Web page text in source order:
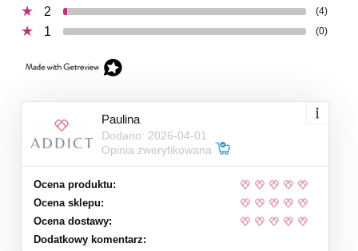
2 (4)
1 (0)
Paulina
Dodano: 2026-04-01
Opinia zweryfikowana
Ocena produktu:
Ocena sklepu:
Ocena dostawy:
Dodatkowy komentarz: